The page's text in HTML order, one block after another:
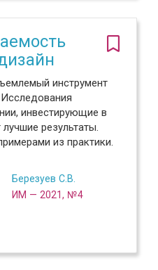
инструмент
инвестирующие в
результаты.
из практики.
Березуев С.В.
ИМ — 2021, №4